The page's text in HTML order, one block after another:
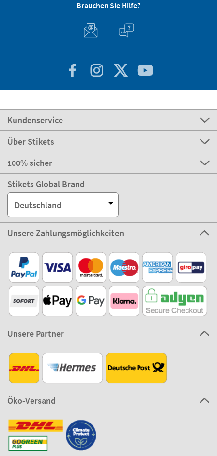
Brauchen Sie Hilfe?
Kundenservice
Über Stikets
100% sicher
Stikets Global Brand
Deutschland
Unsere Zahlungsmöglichkeiten
Unsere Partner
Öko-Versand